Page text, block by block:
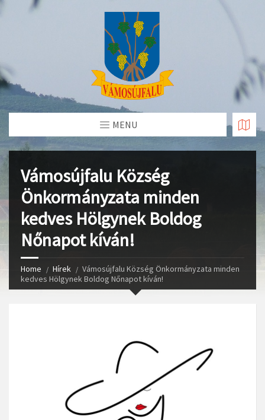
Skip
MENU
Vámosújfalu Község
Önkormányzata minden
kedves Hölgynek Boldog
Nőnapot kíván!
Home Hírek
Vámosújfalu Község Önkormányzata minden
kedves Hölgynek Boldog Nőnapot kíván!